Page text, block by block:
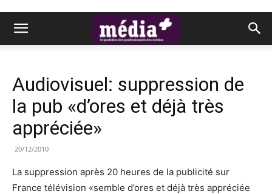
Audiovisuel: suppression de
la pub «d’ores et déjà très
appréciée»
20/12/2010
La suppression après 20 heures de la publicité sur
France télévision «semble d’ores et déjà très appréciée